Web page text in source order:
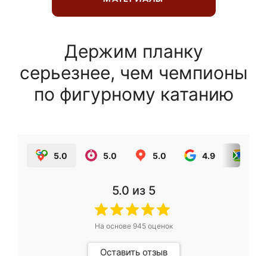
Держим планку
серьезнее, чем чемпионы
по фигурному катанию
5.0 5.0 5.0 4.9
5.0 из 5
На основе 945оценок
Оставить отзыв